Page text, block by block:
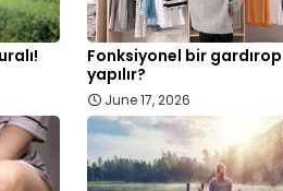
Fonksiyonel bir gardırop
yapılır?
June 17, 2026